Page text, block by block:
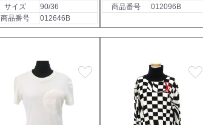
サイズ
90/36
商品番号
012646B
商品番号
012096B
favorite favorite